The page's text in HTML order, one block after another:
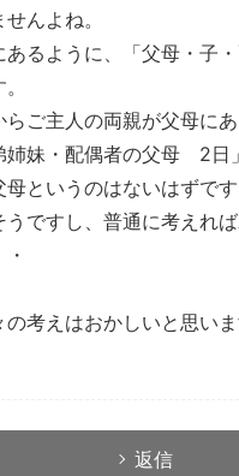
んよね。
あるように、「父母・子
らご主人の両親が父母に
姉妹・配偶者の父母 2日
というのはないはずです
うですし、普通に考えれ
考えはおかしいと思いま
返信